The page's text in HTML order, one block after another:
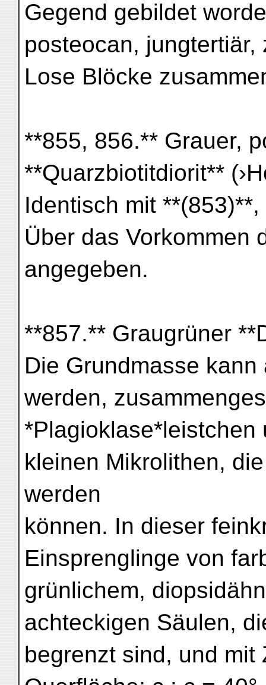
Gegend gebildet
posteocan, jungtertiär,
Lose Blöcke
**855, 856.** Grauer,
**Quarzbiotitdiorit**
Identisch mit
Über das Vorkommen
angegeben.
**857.** Graugrüner
Die Grundmasse
werden,
*Plagioklase*leistchen
kleinen Mikrolithen,
werden
können. In dieser
Einsprenglinge von
grünlichem,
achteckigen Säulen,
begrenzt sind, und mit